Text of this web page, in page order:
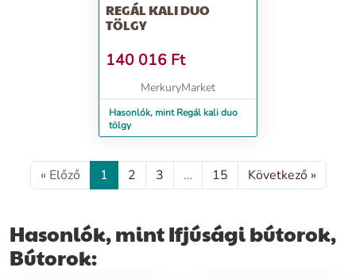
REGÁL KALI DUO
TÖLGY
140 016 Ft
MerkuryMarket
Hasonlók, mint Regál kali duo
tölgy
« Előző 1 2 3 … 15 Következő »
Hasonlók, mint Ifjúsági bútorok,
Bútorok: